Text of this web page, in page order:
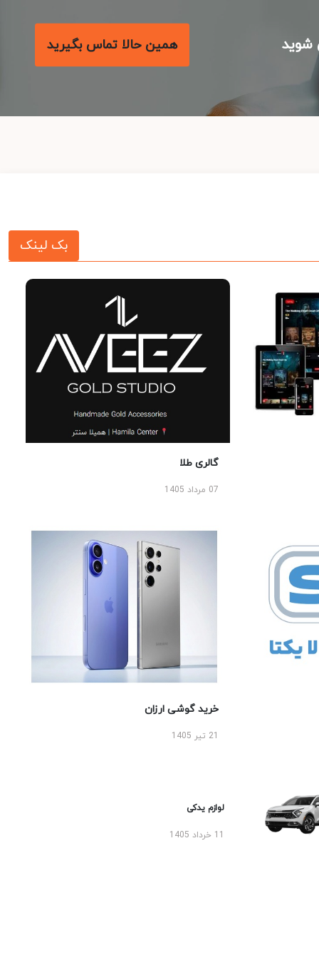
همین حالا تماس بگیرید
بک لینک
گالری طلا
07 مرداد 1405
خرید گوشی ارزان
لوازم یدکی